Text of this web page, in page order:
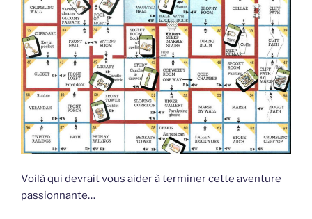
Voilà qui devrait vous aider à terminer cette aventure
passionnante…